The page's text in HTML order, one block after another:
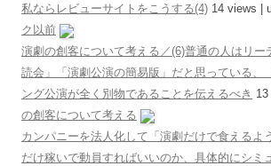
私ならレビューサイトをこうする(4) 14 views
ク以前
演劇の創客について考える／(6)普通の人はリー
読会」「演劇公演の簡易版」だと思っている、
ング公演が全く別物であることを伝えるべき
の創客について考える
カンパニーを法人化して「演劇だけで食えるよ
だけ稼いで動員すればいいのか、具体的にシミ